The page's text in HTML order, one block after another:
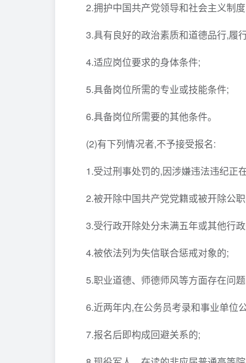
2.拥护中国共产党领导和社会主义制
3.具有良好的政治素质和道德品行,履
4.适应岗位要求的身体条件;
5.具备岗位所需的专业或技能条件;
6.具备岗位所需要的其他条件。
(2)有下列情况者,不予接受报名:
1.受过刑事处罚的,因涉嫌违法违纪正
2.被开除中国共产党党籍或被开除公
3.受行政开除处分未满五年或其他行
4.被依法列为失信联合惩戒对象的;
5.职业道德、师德师风等方面存在问
6.近两年内,在公务员考录和事业单位
7.报名后即构成回避关系的;